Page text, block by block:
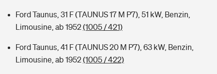
Ford Taunus, 31 F (TAUNUS 17 M P7), 51 kW, Benzin,
Limousine, ab 1952(1005 / 421)
Ford Taunus, 41 F (TAUNUS 20 M P7), 63 kW, Benzin,
Limousine, ab 1952(1005 / 422)